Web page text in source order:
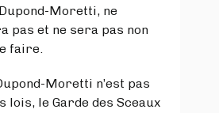
Moretti, ne
pas et ne sera pas non
faire.
Moretti n’est pas
lois, le Garde des Sceaux